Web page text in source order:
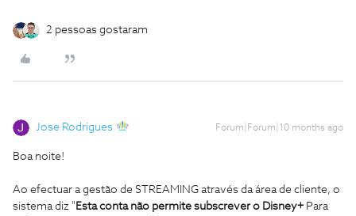
2 pessoas gostaram
Jose Rodrigues Forum|Forum|10 months ago
Boa noite!
Ao efectuar a gestão de STREAMING através da área de cliente, o
sistema diz " Esta conta não permite subscrever o Disney+ Para